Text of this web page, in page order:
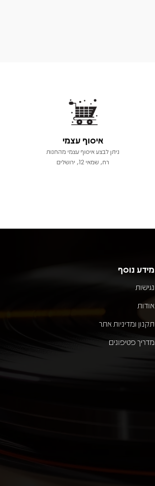
איסוף עצמי
ניתן לבצע איסוף עצמי מהחנות
רח, שמאי 12, ירושלים
מידע נוסף
נגישות
אודות
תקנון ומדיניות אתר
מדריך פטיפונים